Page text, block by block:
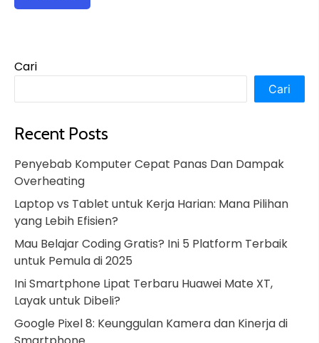
Cari
Cari
Recent Posts
Penyebab Komputer Cepat Panas Dan Dampak
Overheating
Laptop vs Tablet untuk Kerja Harian: Mana Pilihan
yang Lebih Efisien?
Mau Belajar Coding Gratis? Ini 5 Platform Terbaik
untuk Pemula di 2025
Ini Smartphone Lipat Terbaru Huawei Mate XT,
Layak untuk Dibeli?
Google Pixel 8: Keunggulan Kamera dan Kinerja di